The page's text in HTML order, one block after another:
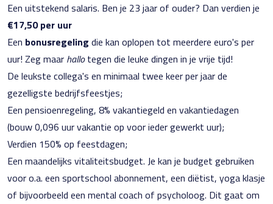
Een uitstekend salaris. Ben je 23 jaar of ouder? Dan verdien je
€17,50 per uur
Een bonusregeling die kan oplopen tot meerdere euro's per
uur! Zeg maar hallotegen die leuke dingen in je vrije tijd!
De leukste collega's en minimaal twee keer per jaar de
gezelligste bedrijfsfeestjes;
Een pensioenregeling, 8% vakantiegeld en vakantiedagen
(bouw 0,096 uur vakantie op voor ieder gewerkt uur);
Verdien 150% op feestdagen;
Een maandelijks vitaliteitsbudget. Je kan je budget gebruiken
voor o.a. een sportschool abonnement, een diëtist, yoga klasje
of bijvoorbeeld een mental coach of psycholoog. Dit gaat om